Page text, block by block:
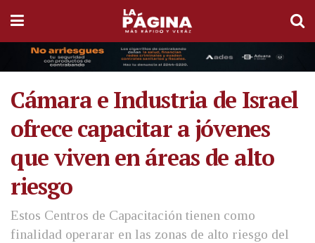
Cámara e Industria de Israel
ofrece capacitar a jóvenes
que viven en áreas de alto
riesgo
Estos Centros de Capacitación tienen como
finalidad operarar en las zonas de alto riesgo del